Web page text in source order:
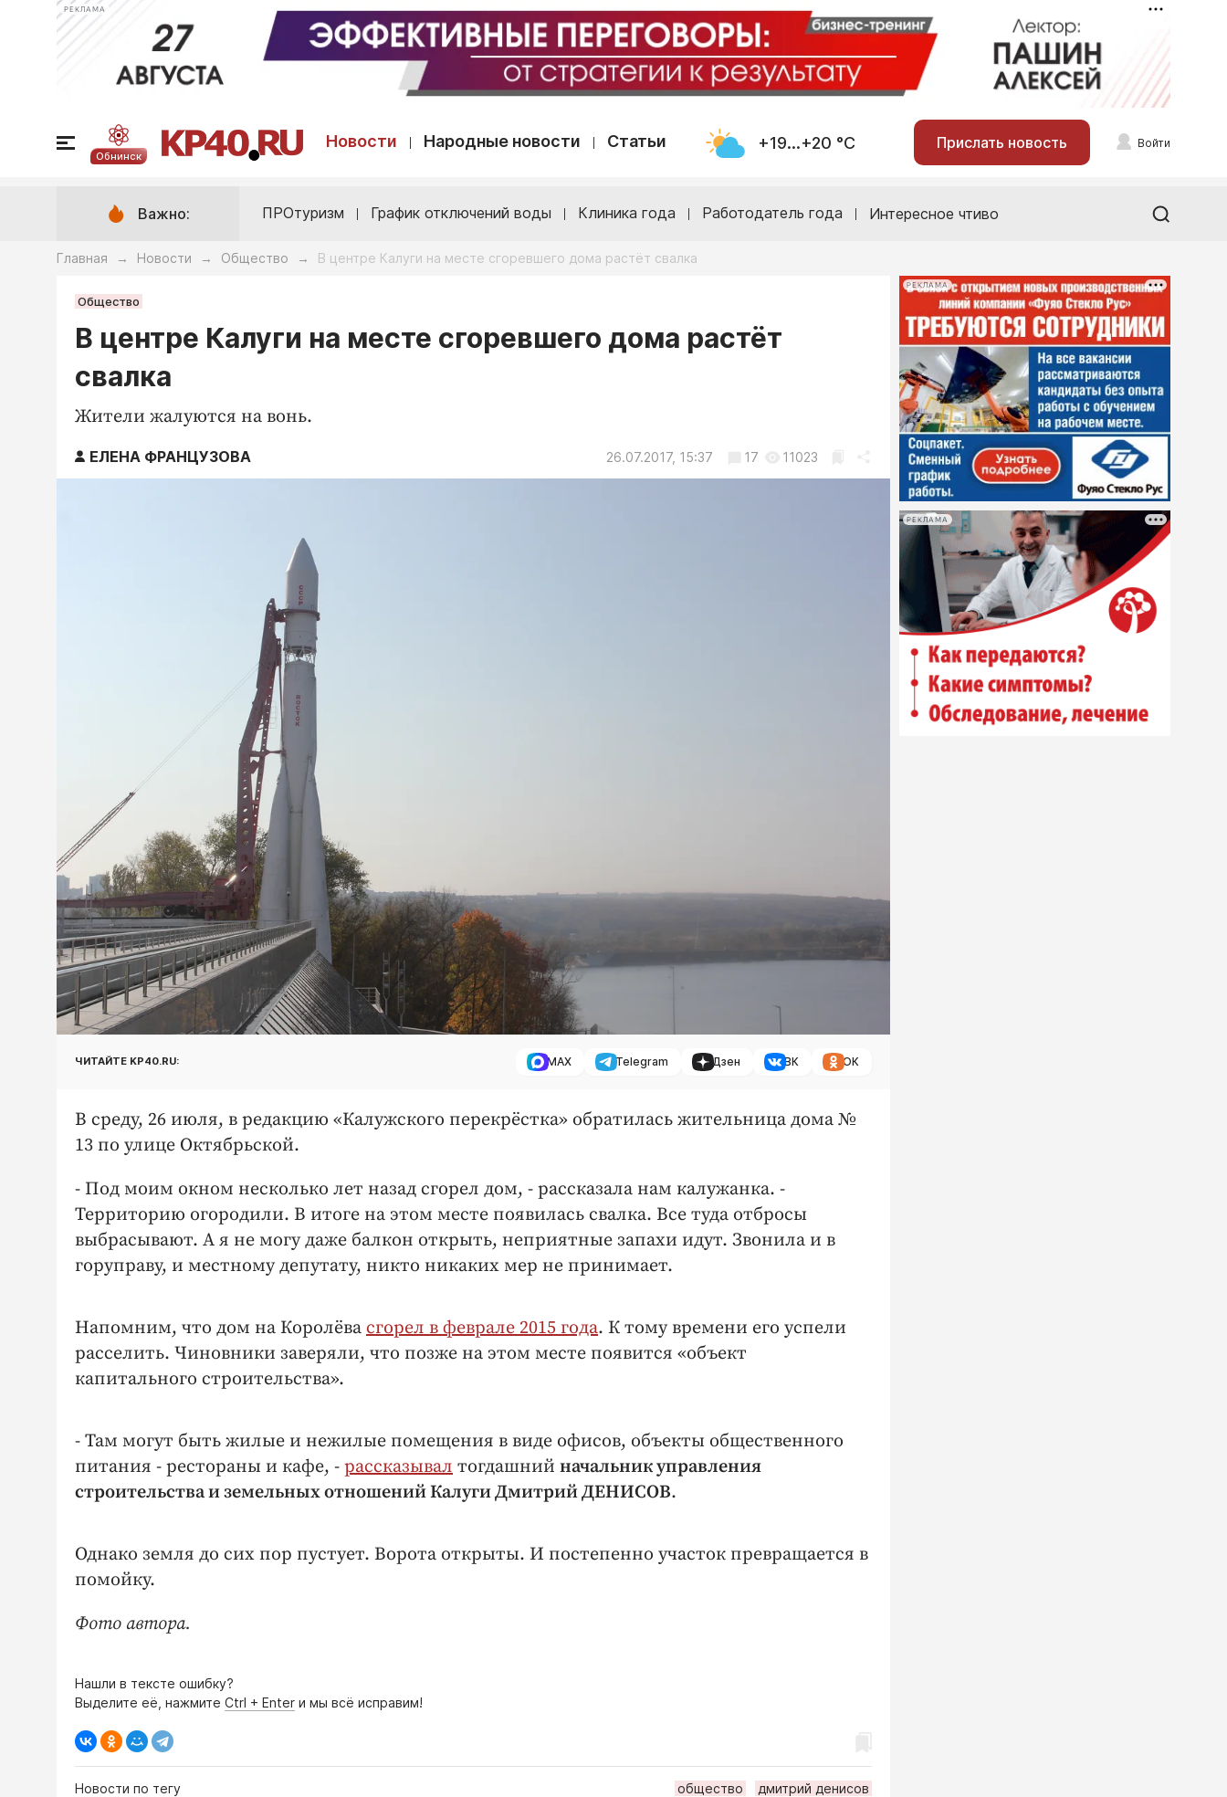
РЕКЛАМА
Обнинск
Новости Народные новости Статьи +19...+20 °С Прислать новость Войти
Важно: ПРОтуризм График отключений воды Клиника года Работодатель года Интересное чтиво
Главная → Новости → Общество → В центре Калуги на месте сгоревшего дома растёт свалка
Общество
В центре Калуги на месте сгоревшего дома растёт
свалка
Жители жалуются на вонь.
ЕЛЕНА ФРАНЦУЗОВА 26.07.2017, 15:37 17 11023
ЧИТАЙТЕ KP40.RU: MAX Telegram Дзен ВК ОК
В среду, 26 июля, в редакцию «Калужского перекрёстка» обратилась жительница дома №
13 по улице Октябрьской.
- Под моим окном несколько лет назад сгорел дом, - рассказала нам калужанка. -
Территорию огородили. В итоге на этом месте появилась свалка. Все туда отбросы
выбрасывают. А я не могу даже балкон открыть, неприятные запахи идут. Звонила и в
горуправу, и местному депутату, никто никаких мер не принимает.
Напомним, что дом на Королёва сгорел в феврале 2015 года. К тому времени его успели
расселить. Чиновники заверяли, что позже на этом месте появится «объект
капитального строительства».
- Там могут быть жилые и нежилые помещения в виде офисов, объекты общественного
питания - рестораны и кафе, - рассказывал тогдашний начальник управления
строительства и земельных отношений Калуги Дмитрий ДЕНИСОВ.
Однако земля до сих пор пустует. Ворота открыты. И постепенно участок превращается в
помойку.
Фото автора.
Нашли в тексте ошибку?
Выделите её, нажмите Ctrl + Enter и мы всё исправим!
Новости по тегу общество дмитрий денисов
РЕКЛАМА
РЕКЛАМА